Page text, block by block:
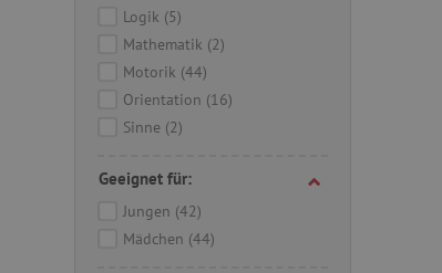
Logik (5)
Mathematik (2)
Motorik (44)
Orientation (16)
Sinne (2)
Geeignet für:
Jungen (42)
Mädchen (44)